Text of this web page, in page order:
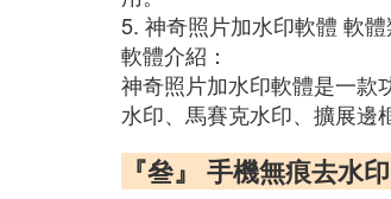
5. 神奇照片加水印軟體 軟
軟體介紹：
神奇照片加水印軟體是一款
水印、馬賽克水印、擴展邊
『叄』 手機無痕去水